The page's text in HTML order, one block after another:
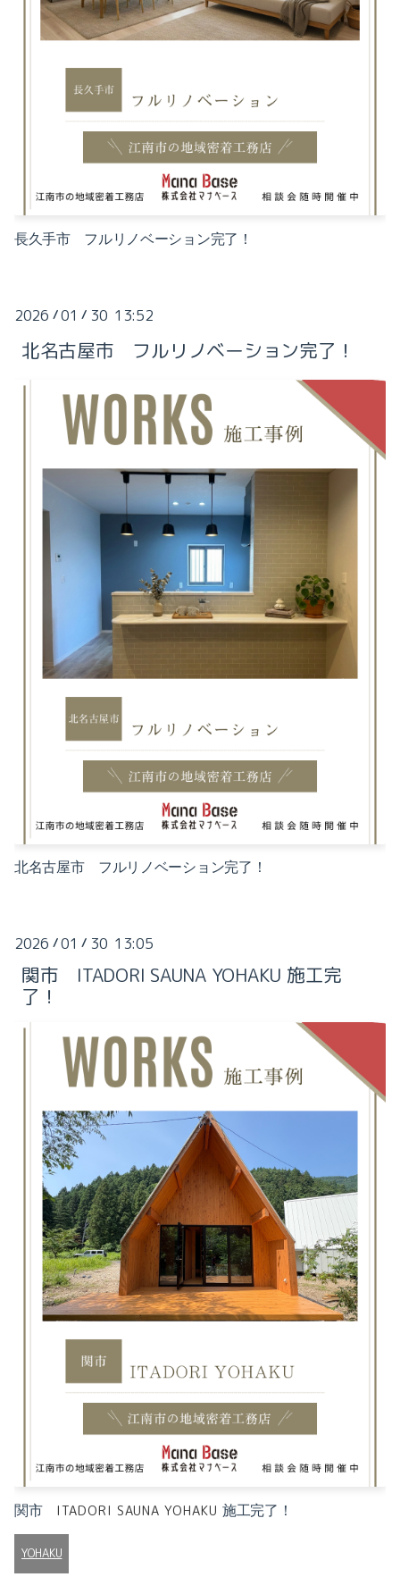
長久手市 フルリノベーション完了！
2026 /01 / 30 13:52
北名古屋市 フルリノベーション完了！
北名古屋市 フルリノベーション完了！
2026 /01 / 30 13:05
関市 ITADORI SAUNA YOHAKU 施工完
了！
関市 ITADORI SAUNA YOHAKU施工完了！
YOHAKU